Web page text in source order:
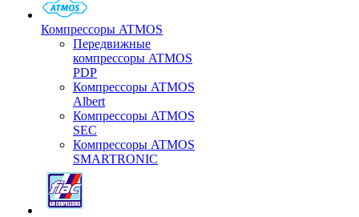
Компрессоры ATMOS
Передвижные
компрессоры ATMOS
PDP
Компрессоры ATMOS
Albert
Компрессоры ATMOS
SEC
Компрессоры ATMOS
SMARTRONIC